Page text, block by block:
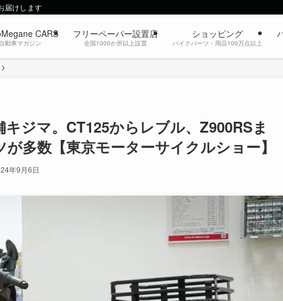
届けします
CARS
自動車マガジン
フリーペーパー設置店
全国1000か所以上設置
ショッピング
バイクパーツ・用品100万点以上
ジマ。CT125からレブル、Z900RSま
多数【東京モーターサイクルショー】
年9月6日